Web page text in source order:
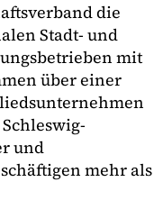
die
Stadt- und
mit
über einer
und
mehr als